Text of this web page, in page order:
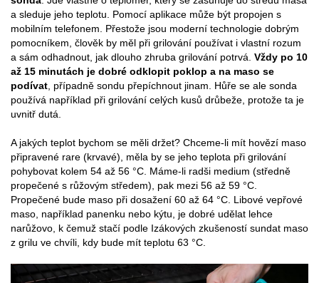
a sleduje jeho teplotu. Pomocí aplikace může být propojen s
mobilním telefonem. Přestože jsou moderní technologie dobrým
pomocníkem, člověk by měl při grilování používat i vlastní rozum
a sám odhadnout, jak dlouho zhruba grilování potrvá. Vždy po 10
až 15 minutách je dobré odklopit poklop a na maso se
podívat , případně sondu přepíchnout jinam. Hůře se ale sonda
používá například při grilování celých kusů drůbeže, protože ta je
uvnitř dutá.
A jakých teplot bychom se měli držet? Chceme-li mít hovězí maso
připravené rare (krvavé), měla by se jeho teplota při grilování
pohybovat kolem 54 až 56 °C. Máme-li radši medium (středně
propečené s růžovým středem), pak mezi 56 až 59 °C.
Propečené bude maso při dosažení 60 až 64 °C. Libové vepřové
maso, například panenku nebo kýtu, je dobré udělat lehce
narůžovo, k čemuž stačí podle Izákových zkušeností sundat maso
z grilu ve chvíli, kdy bude mít teplotu 63 °C.